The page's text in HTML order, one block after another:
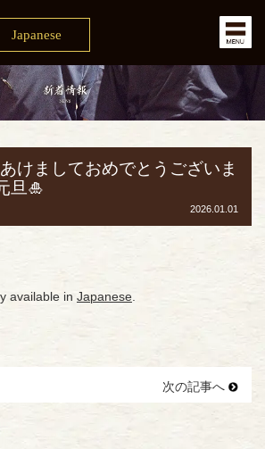
Japanese
あけましておめでとうございま
旦🎍
2026.01.01
available in Japanese.
次の記事へ